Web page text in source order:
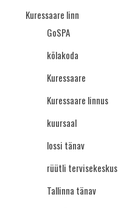
Kuressaare linn
GoSPA
kõlakoda
Kuressaare
Kuressaare linnus
kuursaal
lossi tänav
rüütli tervisekeskus
Tallinna tänav